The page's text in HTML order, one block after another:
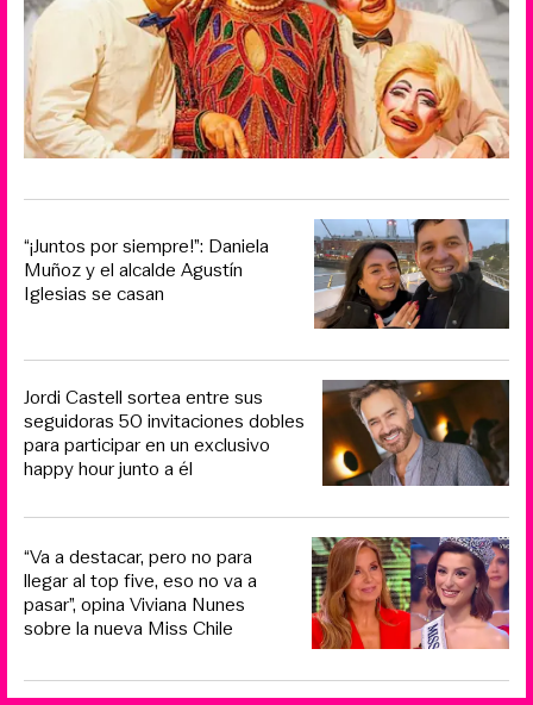
“¡Juntos por siempre!”: Daniela
Muñoz y el alcalde Agustín
Iglesias se casan
Jordi Castell sortea entre sus
seguidoras 50 invitaciones dobles
para participar en un exclusivo
happy hour junto a él
“Va a destacar, pero no para
llegar al top five, eso no va a
pasar”, opina Viviana Nunes
sobre la nueva Miss Chile